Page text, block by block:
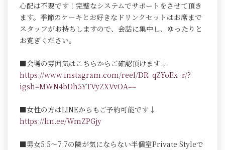
心配は不要です！完璧なシステムでサポートをさせて頂き
ます。季節のケーキとお好きなドリンクセットはお席まで
スタッフがお持ちしますので、会話に集中し、ゆったりと
お寛ぎください。
■会場の雰囲気はこちらからご確認頂けます↓
https://www.instagram.com/reel/DR_qZYoEx_r/?
igsh=MWN4bDh5YTVyZXVvOA==
■女性の方はLINEからもご予約可能です↓
https://lin.ee/WmZPGjy
■男女5:5～7:7の隣が気にならない半個室Private Styleで